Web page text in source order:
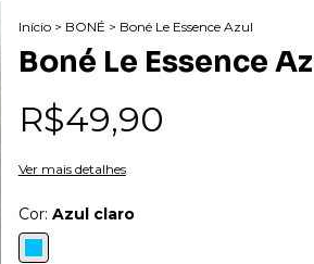
Início > BONÉ > Boné Le Essence Azul
Boné Le Essence
R$49,90
Ver mais detalhes
Cor: Azul claro